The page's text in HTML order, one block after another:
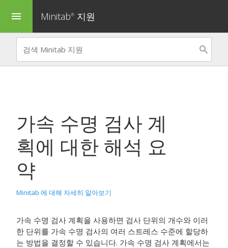
menu Minitab® 지원
가속 수명 검사 계
획에 대한 해석 요
약
Minitab 에 대해 자세히 알아보기
가속 수명 검사 계획을 사용하면 검사 단위의 개수와 이러
한 단위를 가속 수명 검사의 여러 스트레스 수준에 할당하
는 방법을 결정할 수 있습니다. 가속 수명 검사 계획에서는